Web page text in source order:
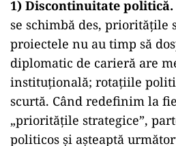
1) Discontinuitate politică.
se schimbă des, prioritățile
proiectele nu au timp să
diplomatic de carieră are
instituțională; rotațiile
scurtă. Când redefinim la
„prioritățile strategice”,
politicos și așteaptă